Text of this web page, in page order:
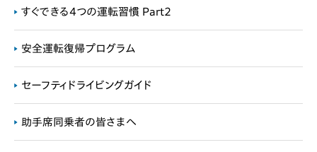
すぐできる4つの運転習慣 Part2
安全運転復帰プログラム
セーフティドライビングガイド
助手席同乗者の皆さまへ